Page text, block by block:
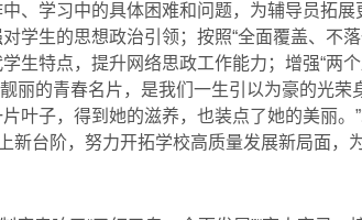
、学习中的具体困难和问题，为辅导员拓
学生的思想政治引领；按照“全面覆盖、不
生特点，提升网络思政工作能力；增强“两
丽的青春名片，是我们一生引以为豪的光荣
叶子，得到她的滋养，也装点了她的美丽。
新台阶，努力开拓学校高质量发展新局面，